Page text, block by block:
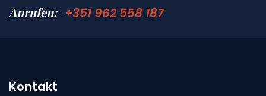
Anrufen: +351 962 558 187
Kontakt